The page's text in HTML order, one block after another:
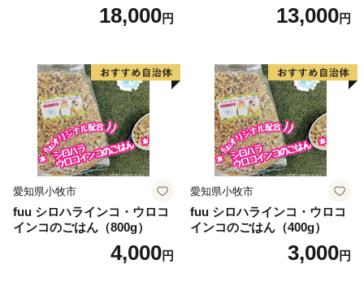
18,000円 13,000円
愛知県小牧市
fuu シロハラインコ・ウロコ
インコのごはん（800g）
4,000円
愛知県小牧市
fuu シロハラインコ・ウロコ
インコのごはん（400g）
3,000円